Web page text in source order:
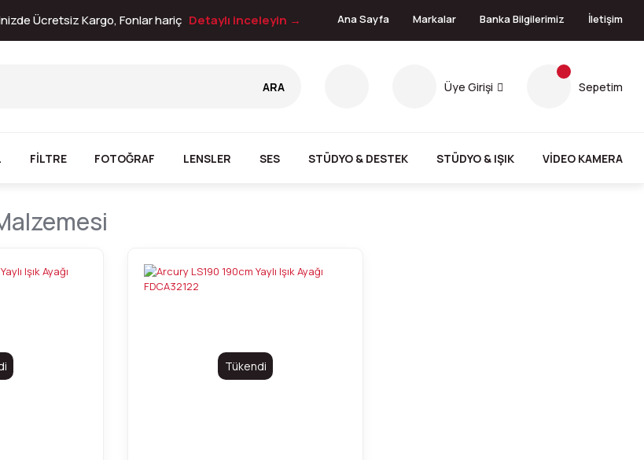
Ücretsiz Kargo, Fonlar hariç Detaylı inceleyin → Ana Sayfa Markalar Banka Bilgilerimiz İletişim
ARA Üye Girişi Sepetim
FİLTRE FOTOĞRAF LENSLER SES STÜDYO & DESTEK STÜDYO & IŞIK VİDEO KAMERA
Tükendi